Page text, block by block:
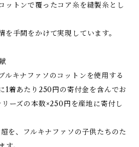
ットンで覆ったコア糸を縫製糸とし
を手間をかけて実現しています。
ルキナファソのコットンを使用する
1着あたり250円の寄付金を含んでお
リーズの本数×250円を産地に寄付し
を、フルキナファソの子供たちのた